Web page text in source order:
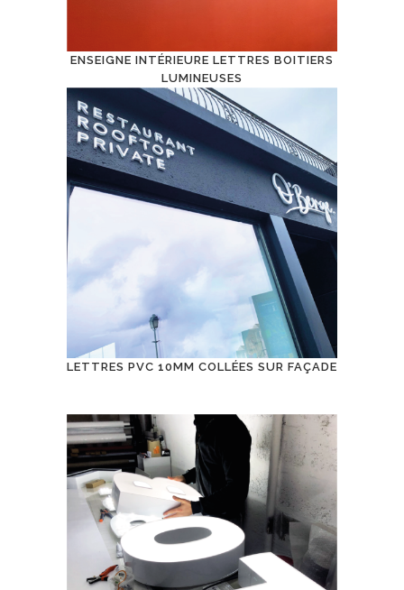
ENSEIGNE INTÉRIEURE LETTRES BOITIERS
LUMINEUSES
LETTRES PVC 10MM COLLÉES SUR FAÇADE